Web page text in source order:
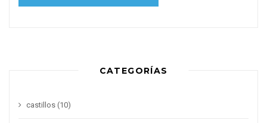
CATEGORÍAS
castillos (10)